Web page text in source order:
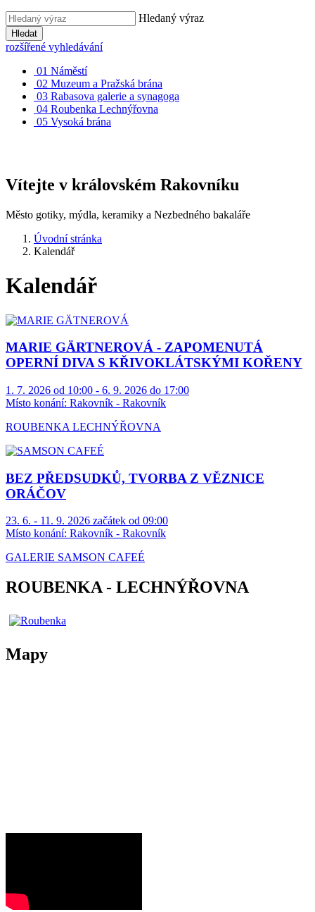
Hledaný výraz
Hledat
rozšířené vyhledávání
01 Náměstí
02 Muzeum a Pražská brána
03 Rabasova galerie a synagoga
04 Roubenka Lechnýřovna
05 Vysoká brána
Vítejte v královském Rakovníku
Město gotiky, mýdla, keramiky a Nezbedného bakaláře
Úvodní stránka
Kalendář
Kalendář
MARIE GÄRTNEROVÁ - ZAPOMENUTÁ
OPERNÍ DIVA S KŘIVOKLÁTSKÝMI KOŘENY
1. 7. 2026 od 10:00 - 6. 9. 2026 do 17:00
Místo konání: Rakovník - Rakovník
ROUBENKA LECHNÝŘOVNA
BEZ PŘEDSUDKŮ, TVORBA Z VĚZNICE
ORÁČOV
23. 6. - 11. 9. 2026 začátek od 09:00
Místo konání: Rakovník - Rakovník
GALERIE SAMSON CAFEÉ
ROUBENKA - LECHNÝŘOVNA
Mapy